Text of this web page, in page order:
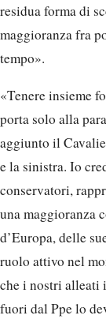
residua forma di
maggioranza fra
tempo».
«Tenere insieme
porta solo alla
aggiunto il
e la sinistra. Io
conservatori,
una maggioranza
d’Europa, delle
ruolo attivo nel
che i nostri alleati
fuori dal Ppe lo